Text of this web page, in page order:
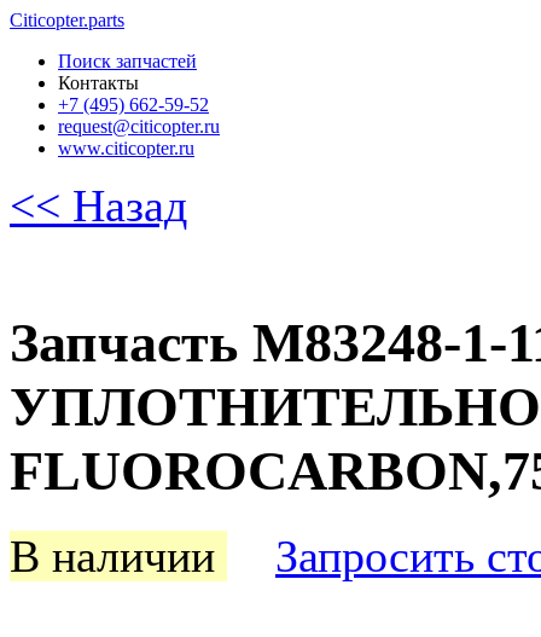
Citicopter.parts
Поиск запчастей
Контакты
+7 (495) 662-59-52
request@citicopter.ru
www.citicopter.ru
<< Назад
Запчасть M83248-
В наличии Запросить